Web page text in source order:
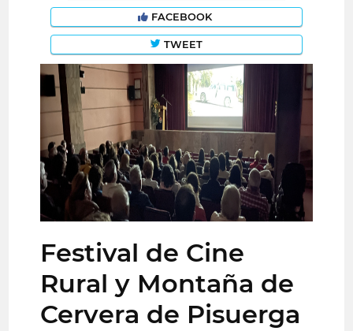
FACEBOOK
TWEET
Festival de Cine
Rural y Montaña de
Cervera de Pisuerga